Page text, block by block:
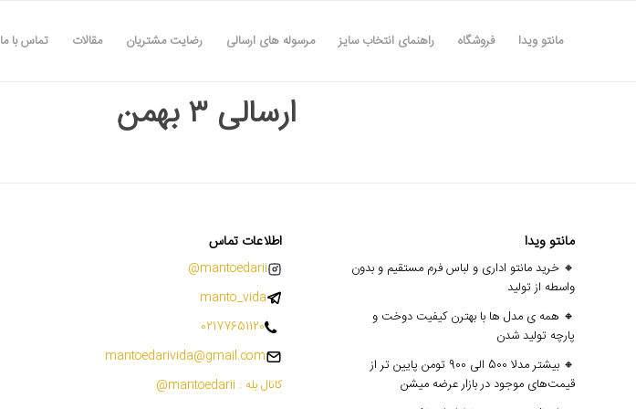
مانتو ویدا فروشگاه راهنمای انتخاب سایز مرسوله های ارسالی رضایت مشتریان مقالات تماس با ما
ارسالی ۳ بهمن
مانتو ویدا
🔸 خرید مانتو اداری و لباس فرم مستقیم و بدون
واسطه از تولید
🔸 همه ی مدل ها با بهترن کیفیت دوخت و
پارچه تولید شدن
🔸 بیشتر مدلا 500 الی 900 تومن پایین تر از
قیمت‌های موجود در بازار عرضه میشن
اطلاعات تماس
mantoedarii@
manto_vida
02177651120
mantoedarivida@gmail.com
کانال بله : mantoedarii@